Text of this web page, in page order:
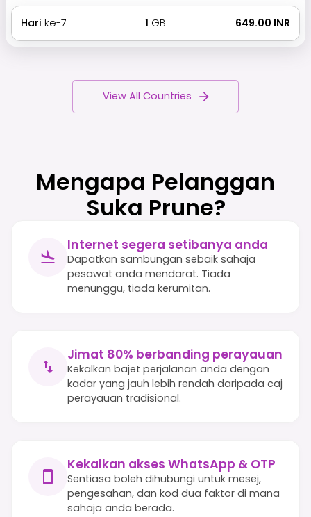
Hari ke-7 1 GB ₹ 649.00 INR
View All Countries
Mengapa Pelanggan
Suka Prune?
Internet segera setibanya anda
Dapatkan sambungan sebaik sahaja
pesawat anda mendarat. Tiada
menunggu, tiada kerumitan.
Jimat 80% berbanding perayauan
Kekalkan bajet perjalanan anda dengan
kadar yang jauh lebih rendah daripada caj
perayauan tradisional.
Kekalkan akses WhatsApp & OTP
Sentiasa boleh dihubungi untuk mesej,
pengesahan, dan kod dua faktor di mana
sahaja anda berada.